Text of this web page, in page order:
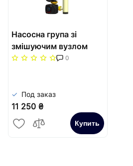
Насосна група зі
змішуючим вузлом
НГ-38 без насоса - 1"ЗР
0
Под заказ
11 250 ₴
Купить